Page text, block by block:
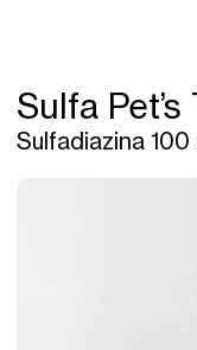
Sulfa
Sulfadiazina